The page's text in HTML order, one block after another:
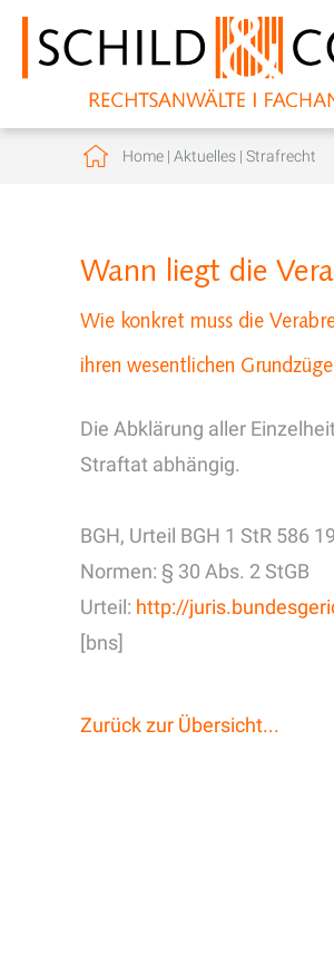
Home| Aktuelles| Strafrecht
Wann liegt die
Wie konkret muss die
ihren wesentlichen
Die Abklärung aller
Straftat abhängig.
BGH, Urteil BGH 1 StR 586
Normen: § 30 Abs. 2 StGB
Urteil: http://
[bns]
Zurück zur Übersicht...